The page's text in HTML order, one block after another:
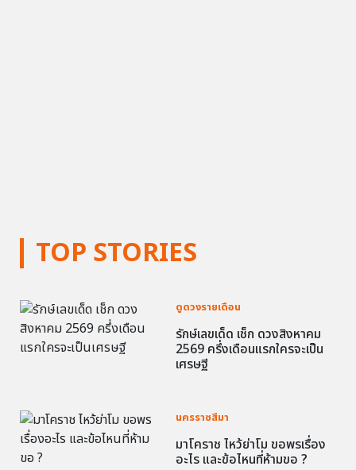
TOP STORIES
ดูดวงรายเดือน
รักษ์เลขเด็ด เช็ก ดวงสิงหาคม
2569 ครึ่งเดือนแรกใครจะเป็น
เศรษฐี
นครราชสีมา
มาโคราช ไหว้ย่าโม ขอพรเรื่อง
อะไร และข้อไหนที่ห้ามขอ ?